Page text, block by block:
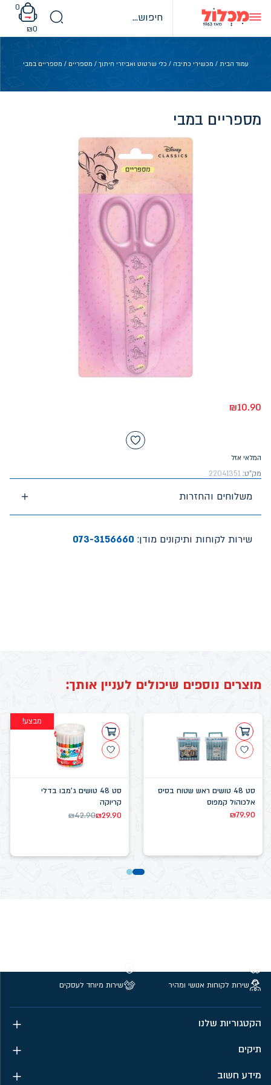
content
0
₪0
עמוד הבית / מכשירי כתיבה / כלי שרטוט ואביזרי חיתוך / מספריים / מספריים במבי
מספריים במבי
₪10.90
המלאי אזל
מק"ט: 22041351
משלוחים והחזרות
שירות לקוחות ותיקונים מודן: 073-3156660
מוצרים נוספים שיכולים לעניין אותך:
סט 48 טושים ראש שטוח בסיס
אלכוהול קמפוס
₪79.90
מבצע!
סט 48 טושים ג'מבו בדלי
קריוקה
₪42.90₪29.90
שירות לקוחות אנושי ומהיר
שירות מיוחד לעסקים
הקטגוריות שלנו
תיקים
מידע חשוב